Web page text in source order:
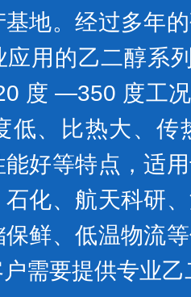
基地。经过多年
应用的乙二醇系
度 —350 度工
低、比热大、传
好等特点，适
化、航天科研
鲜、低温物流
需要提供专业